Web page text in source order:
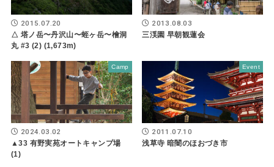
2015.07.20
△ 塔ノ岳〜丹沢山〜蛭ヶ岳〜檜洞
丸 #3 (2) (1,673m)
2013.08.03
三渓園 早朝観蓮会
Camp
2024.03.02
▲33 有野実苑オートキャンプ場
(1)
Event
2011.07.10
浅草寺 暗闇のほおづき市